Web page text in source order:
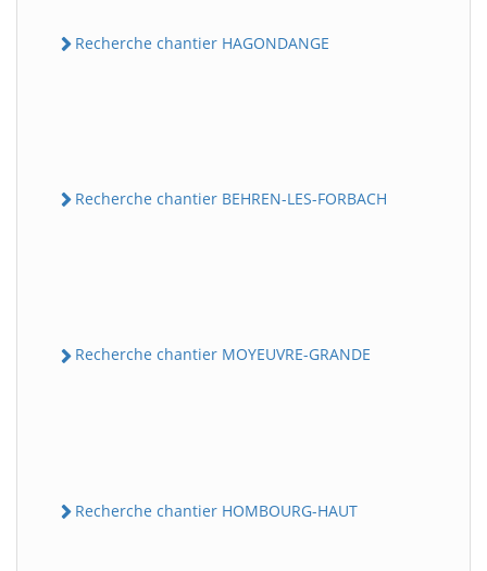
Recherche chantier HAGONDANGE
Recherche chantier BEHREN-LES-FORBACH
Recherche chantier MOYEUVRE-GRANDE
Recherche chantier HOMBOURG-HAUT